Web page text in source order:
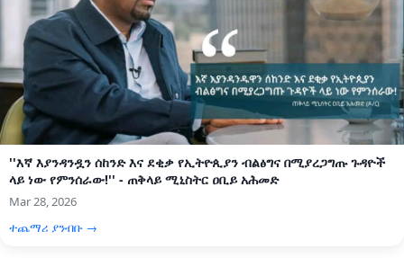
''እኛ እያንዳንዷን ሰከንድ እና ደቂቃ የኢትዮጲያን ብልፅግና በሚያረጋግጡ ጉዳዮች
ላይ ነው የምንሰራው!'' - ጠቅላይ ሚኒስትር ዐቢይ አሕመድ
Mar 28, 2026
ተጨማሪ ያንብቡ →